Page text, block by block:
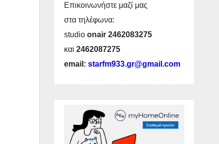
Επικοινωνήστε μαζί μας
στα τηλέφωνα:
studio onair 2462083275
και 2462087275
email: starfm933.gr@gmail.com